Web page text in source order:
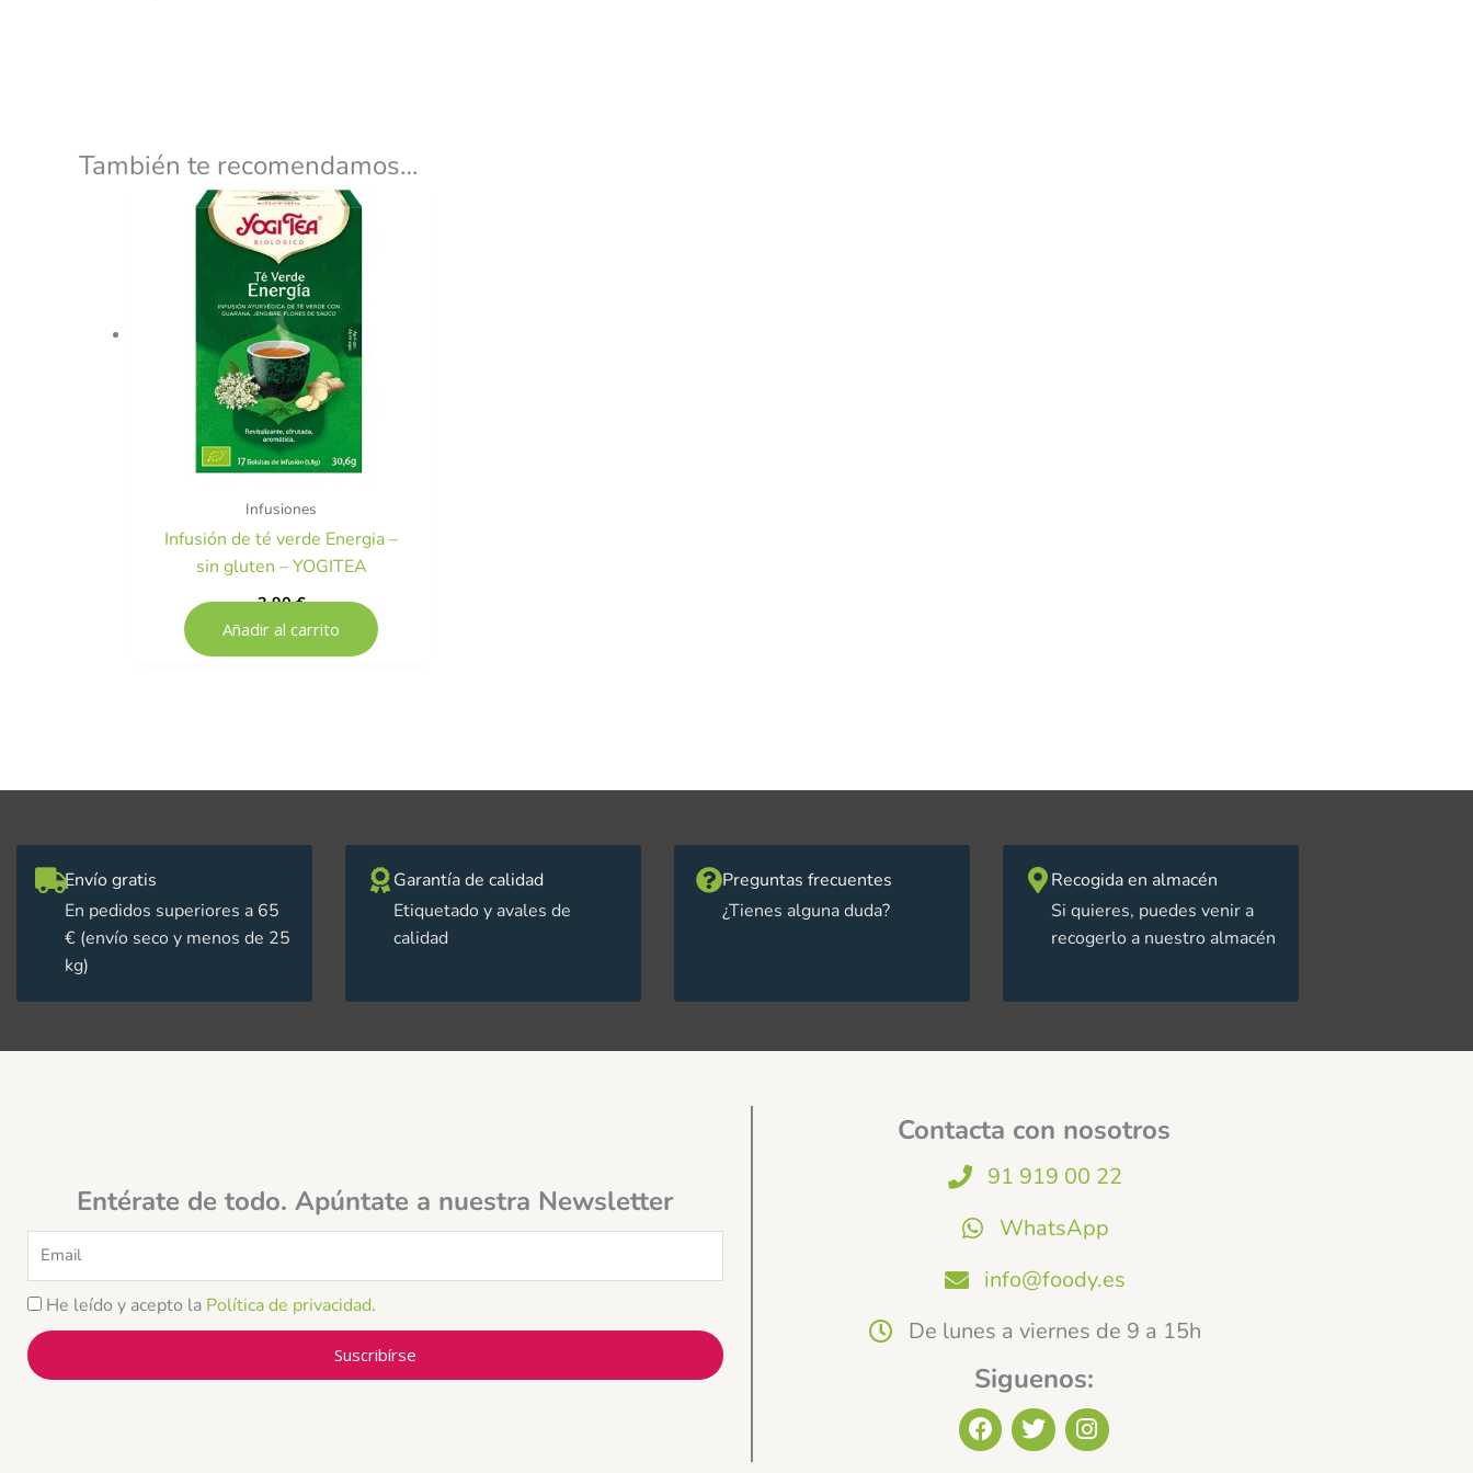
También te recomendamos…
Infusiones
Infusión de té verde Energia –
sin gluten – YOGITEA
3,90€
Añadir al carrito
Envío gratis
En pedidos superiores a 65
€ (envío seco y menos de 25
kg)
Garantía de calidad
Etiquetado y avales de
calidad
Preguntas frecuentes
¿Tienes alguna duda?
Recogida en almacén
Si quieres, puedes venir a
recogerlo a nuestro almacén
Entérate de todo. Apúntate a nuestra Newsletter
Email
He leído y acepto la Política de privacidad.
Suscribírse
Contacta con nosotros
91 919 00 22
WhatsApp
info@foody.es
De lunes a viernes de 9 a 15h
Siguenos:
F
a
T
w
I
n